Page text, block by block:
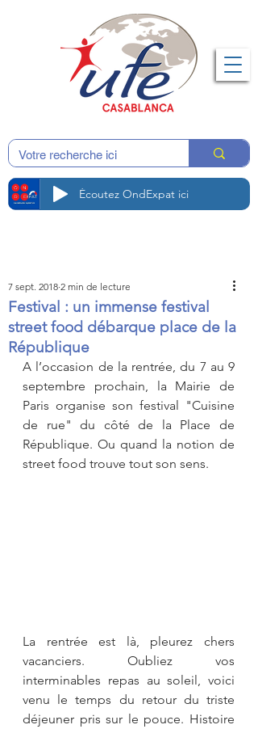
Écoutez OndExpat ici
Festival : un immense festival
street food débarque place de la
République
7 sept. 2018 2 min de lecture
A l’occasion de la rentrée, du 7 au 9
septembre prochain, la Mairie de
Paris organise son festival "Cuisine
de rue" du côté de la Place de
République. Ou quand la notion de
street food trouve tout son sens.
La rentrée est là, pleurez chers
vacanciers. Oubliez vos
interminables repas au soleil, voici
venu le temps du retour du triste
déjeuner pris sur le pouce. Histoire